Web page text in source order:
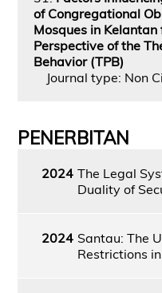
of Congregational
Mosques in Kelantan
Perspective of the
Behavior (TPB)
Journal type: Non
PENERBITAN
2024 The Legal
Duality of
2024 Santau: The
Restrictions